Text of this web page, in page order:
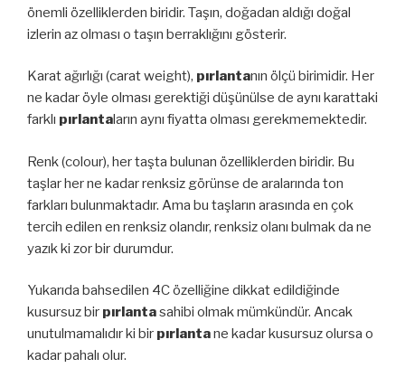
önemli özelliklerden biridir. Taşın, doğadan aldığı doğal
izlerin az olması o taşın berraklığını gösterir.
Karat ağırlığı (carat weight), pırlantanın ölçü birimidir. Her
ne kadar öyle olması gerektiği düşünülse de aynı karattaki
farklı pırlantaların aynı fiyatta olması gerekmemektedir.
Renk (colour), her taşta bulunan özelliklerden biridir. Bu
taşlar her ne kadar renksiz görünse de aralarında ton
farkları bulunmaktadır. Ama bu taşların arasında en çok
tercih edilen en renksiz olandır, renksiz olanı bulmak da ne
yazık ki zor bir durumdur.
Yukarıda bahsedilen 4C özelliğine dikkat edildiğinde
kusursuz bir pırlantasahibi olmak mümkündür. Ancak
unutulmamalıdır ki bir pırlantane kadar kusursuz olursa o
kadar pahalı olur.